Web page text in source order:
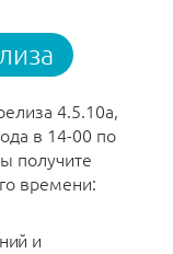
4.5.10a,
в 14-00 по
получите
времени:
и